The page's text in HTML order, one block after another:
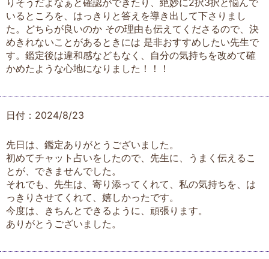
いるところを、はっきりと答えを導き出して下さりまし
た。どちらが良いのか その理由も伝えてくださるので、決
めきれないことがあるときには 是非おすすめしたい先生で
す。鑑定後は違和感などもなく、自分の気持ちを改めて確
かめたような心地になりました！！！
日付：2024/8/23
先日は、鑑定ありがとうございました。
初めてチャット占いをしたので、先生に、うまく伝えるこ
とが、できませんでした。
それでも、先生は、寄り添ってくれて、私の気持ちを、は
っきりさせてくれて、嬉しかったです。
今度は、きちんとできるように、頑張ります。
ありがとうございました。